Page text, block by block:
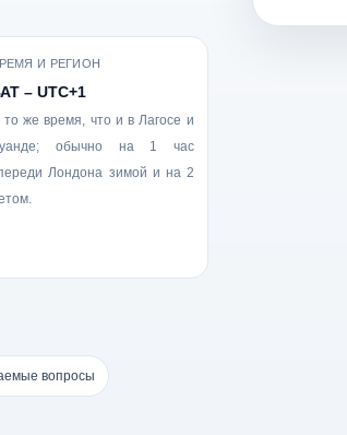
И РЕГИОН
– UTC+1
то же время, что и в Лагосе и
обычно на 1 час
Лондона зимой и на 2
вопросы